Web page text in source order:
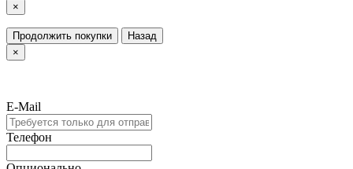
×
Продолжить покупки
Назад
×
E-Mail
Телефон